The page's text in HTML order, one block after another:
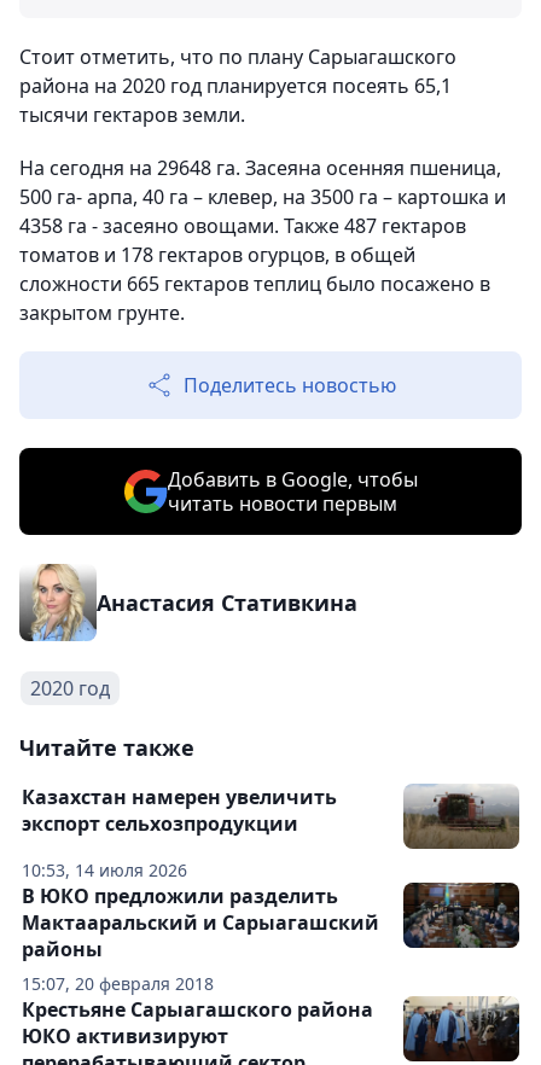
Стоит отметить, что по плану Сарыагашского
района на 2020 год планируется посеять 65,1
тысячи гектаров земли.
На сегодня на 29648 га. Засеяна осенняя пшеница,
500 га- арпа, 40 га – клевер, на 3500 га – картошка и
4358 га - засеяно овощами. Также 487 гектаров
томатов и 178 гектаров огурцов, в общей
сложности 665 гектаров теплиц было посажено в
закрытом грунте.
Поделитесь новостью
Добавить в Google, чтобы
читать новости первым
Анастасия Стативкина
2020 год
Читайте также
10:53, 14 июля 2026
Казахстан намерен увеличить
экспорт сельхозпродукции
15:07, 20 февраля 2018
В ЮКО предложили разделить
Мактааральский и Сарыагашский
районы
Крестьяне Сарыагашского района
ЮКО активизируют